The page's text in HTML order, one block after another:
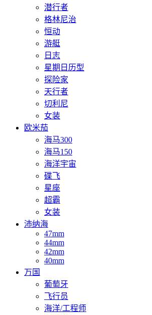
潜行者
格林尼治
恒动
游艇
日志
星期日历型
探险家
天行者
切利尼
女装
欧米茄
海马300
海马150
海洋宇宙
碟飞
星座
超霸
女装
沛纳海
47mm
44mm
42mm
40mm
万国
葡萄牙
飞行员
海洋/工程师